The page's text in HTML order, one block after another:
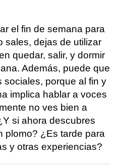
el fin de semana para
sales, dejas de utilizar
quedar, salir, y dormir
Además, puede que
sociales, porque al fin y
implica hablar a voces
no ves bien a
si ahora descubres
plomo? ¿Es tarde para
y otras experiencias?